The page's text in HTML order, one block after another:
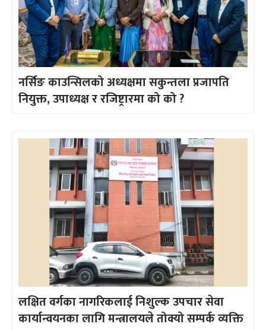
नर्सिङ काउन्सिलको अध्यक्षमा सकुन्तला प्रजापति
नियुक्त, उपाध्यक्ष र रजिष्ट्रारमा को को ?
लक्षित वर्गका नागरिकलाई निशुल्क उपचार सेवा
कार्यान्वयनका लागि मन्त्रालयले तोक्यो सम्पर्क व्यक्ति